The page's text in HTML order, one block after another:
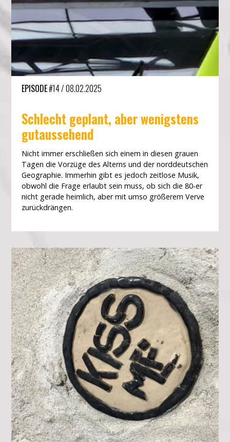
EPISODE#14/08.02.2025
Schlecht geplant, aber wenigstens
gutaussehend
Nicht immer erschließen sich einem in diesen grauen
Tagen die Vorzüge des Alterns und der norddeutschen
Geographie. Immerhin gibt es jedoch zeitlose Musik,
obwohl die Frage erlaubt sein muss, ob sich die 80-er
nicht gerade heimlich, aber mit umso größerem Verve
zurückdrängen.